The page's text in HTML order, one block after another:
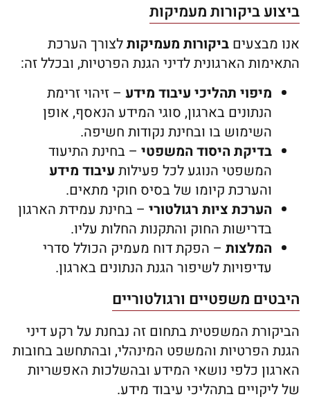
ביצוע ביקורות מעמיקות
אנו מבצעים ביקורות מעמיקותלצורך הערכת
התאימות הארגונית לדיני הגנת הפרטיות, ובכלל זה:
מיפוי תהליכי עיבוד מידע – זיהוי זרימת
הנתונים בארגון, סוגי המידע הנאסף, אופן
השימוש בו ובחינת נקודות חשיפה.
בדיקת היסוד המשפטי – בחינת התיעוד
המשפטי הנוגע לכל פעילות עיבוד מידע
והערכת קיומו של בסיס חוקי מתאים.
הערכת ציות רגולטורי – בחינת עמידת הארגון
בדרישות החוק והתקנות החלות עליו.
המלצות – הפקת דוח מעמיק הכולל סדרי
עדיפויות לשיפור הגנת הנתונים בארגון.
היבטים משפטיים ורגולטוריים
הביקורת המשפטית בתחום זה נבחנת על רקע דיני
הגנת הפרטיות והמשפט המינהלי, ובהתחשב בחובות
הארגון כלפי נושאי המידע ובהשלכות האפשריות
של ליקויים בתהליכי עיבוד מידע.